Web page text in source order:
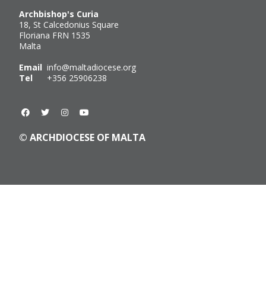
Archbishop's Curia
18, St Calcedonius Square
Floriana FRN 1535
Malta
Email info@maltadiocese.org
Tel +356 25906238
© ARCHDIOCESE OF MALTA